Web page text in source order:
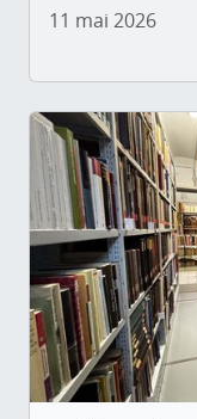
11 mai 2026